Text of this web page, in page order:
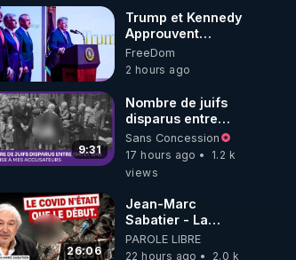
Trump et Kennedy
Approuvent
l'Injection
Antigrippale à
ARNm de
Moderna, malgré
un Bénéfice
Absolu Inférieur à
1% et des Effets
Secondaires six
fois plus Graves !
https://
trump-approuve-
le-vax.html#more
FreeDom
2 hours ago
9:31
Nombre de juifs
disparus entre
1941 et 1945
(Réponse à mes
accusateurs)
Sans Concession
17 hours ago
1.2 k
views
26:06
Jean-Marc
Sabatier - La
Covid-19 n'a été
que le début -
PAROLE LIBRE
22 hours ago
2.0 k